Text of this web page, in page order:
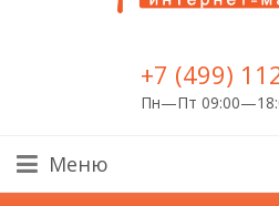
+7 (499)
Пн—Пт
Меню